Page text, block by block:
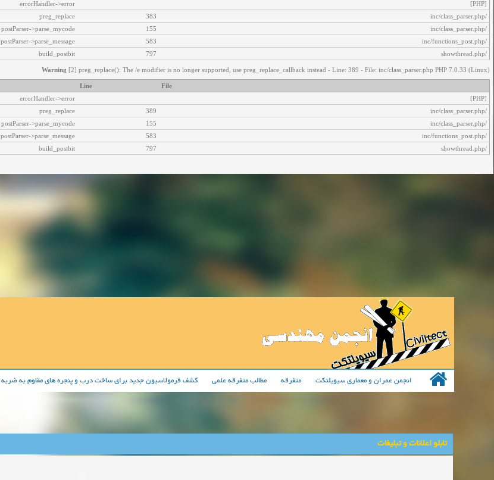
[PHP]
errorHandler->error
/inc/class_parser.php
383
preg_replace
/inc/class_parser.php
155
postParser->parse_mycode
/inc/functions_post.php
583
postParser->parse_message
/showthread.php
797
build_postbit
Warning [2] preg_replace(): The /e modifier is no longer supported, use preg_replace_callback instead - Line: 389 - File: inc/class_parser.php PHP 7.0.33 (Linux)
File
Line
[PHP]
errorHandler->error
/inc/class_parser.php
389
preg_replace
/inc/class_parser.php
155
postParser->parse_mycode
/inc/functions_post.php
583
postParser->parse_message
/showthread.php
797
build_postbit
انجمن عمران و معماری سیویلتکت متفرقه مطالب متفرقه علمی کشف فرمولاسیون جدید برای ساخت درب و پنجره های مقاوم به ضربه
تابلو اعلانات و تبلیغات